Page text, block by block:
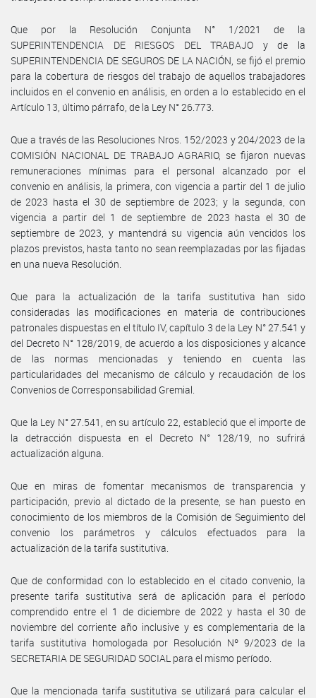
Que por la Resolución Conjunta N° 1/2021 de la
SUPERINTENDENCIA DE RIESGOS DEL TRABAJO y de la
SUPERINTENDENCIA DE SEGUROS DE LA NACIÓN, se fijó el premio
para la cobertura de riesgos del trabajo de aquellos trabajadores
incluidos en el convenio en análisis, en orden a lo establecido en el
Artículo 13, último párrafo, de la Ley N° 26.773.
Que a través de las Resoluciones Nros. 152/2023 y 204/2023 de la
COMISIÓN NACIONAL DE TRABAJO AGRARIO, se fijaron nuevas
remuneraciones mínimas para el personal alcanzado por el
convenio en análisis, la primera, con vigencia a partir del 1 de julio
de 2023 hasta el 30 de septiembre de 2023; y la segunda, con
vigencia a partir del 1 de septiembre de 2023 hasta el 30 de
septiembre de 2023, y mantendrá su vigencia aún vencidos los
plazos previstos, hasta tanto no sean reemplazadas por las fijadas
en una nueva Resolución.
Que para la actualización de la tarifa sustitutiva han sido
consideradas las modificaciones en materia de contribuciones
patronales dispuestas en el título IV, capítulo 3 de la Ley N° 27.541 y
del Decreto N° 128/2019, de acuerdo a los disposiciones y alcance
de las normas mencionadas y teniendo en cuenta las
particularidades del mecanismo de cálculo y recaudación de los
Convenios de Corresponsabilidad Gremial.
Que la Ley N° 27.541, en su artículo 22, estableció que el importe de
la detracción dispuesta en el Decreto N° 128/19, no sufrirá
actualización alguna.
Que en miras de fomentar mecanismos de transparencia y
participación, previo al dictado de la presente, se han puesto en
conocimiento de los miembros de la Comisión de Seguimiento del
convenio los parámetros y cálculos efectuados para la
actualización de la tarifa sustitutiva.
Que de conformidad con lo establecido en el citado convenio, la
presente tarifa sustitutiva será de aplicación para el período
comprendido entre el 1 de diciembre de 2022 y hasta el 30 de
noviembre del corriente año inclusive y es complementaria de la
tarifa sustitutiva homologada por Resolución Nº 9/2023 de la
SECRETARIA DE SEGURIDAD SOCIAL para el mismo período.
Que la mencionada tarifa sustitutiva se utilizará para calcular el